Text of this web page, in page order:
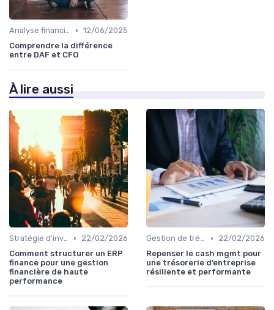
Analyse financière • 12/06/2025
Comprendre la différence
entre DAF et CFO
À lire aussi
Stratégie d'investissement •
22/02/2026
Comment structurer un ERP
finance pour une gestion
financière de haute
performance
Gestion de trésorerie •
22/02/2026
Repenser le cash mgmt pour
une trésorerie d’entreprise
résiliente et performante